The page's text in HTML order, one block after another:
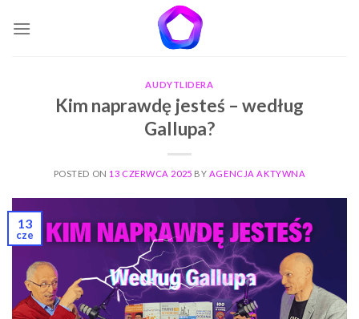
AUDYTLIDERA
Kim naprawdę jesteś – według
Gallupa?
POSTED ON 13 CZERWCA 2025 BY AGENCJA AKTYWNA
13
cze